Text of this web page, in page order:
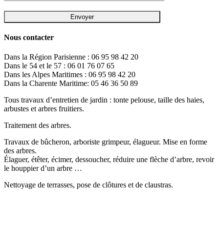
Nous contacter
Dans la Région Parisienne : 06 95 98 42 20
Dans le 54 et le 57 : 06 01 76 07 65
Dans les Alpes Maritimes : 06 95 98 42 20
Dans la Charente Maritime: 05 46 36 50 89
Tous travaux d’entretien de jardin : tonte pelouse, taille des haies,
arbustes et arbres fruitiers.
Traitement des arbres.
Travaux de bûcheron, arboriste grimpeur, élagueur. Mise en forme
des arbres.
Élaguer, étêter, écimer, dessoucher, réduire une flèche d’arbre, revoir
le houppier d’un arbre …
Nettoyage de terrasses, pose de clôtures et de claustras.